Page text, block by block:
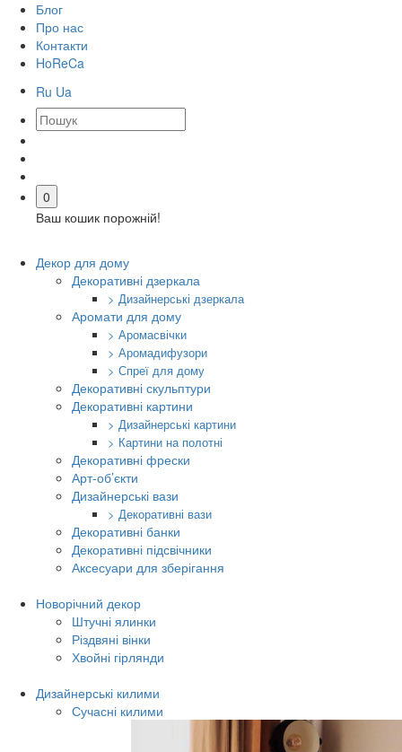
Блог
Про нас
Контакти
HoReCa
Ru Ua
0
Ваш кошик порожній!
Декор для дому
Декоративні дзеркала
> Дизайнерські дзеркала
Аромати для дому
> Аромасвічки
> Аромадифузори
> Спреї для дому
Декоративні скульптури
Декоративні картини
> Дизайнерські картини
> Картини на полотні
Декоративні фрески
Арт-об’єкти
Дизайнерські вази
> Декоративні вази
Декоративні банки
Декоративні підсвічники
Аксесуари для зберігання
Новорічний декор
Штучні ялинки
Різдвяні вінки
Хвойні гірлянди
Дизайнерські килими
Сучасні килими